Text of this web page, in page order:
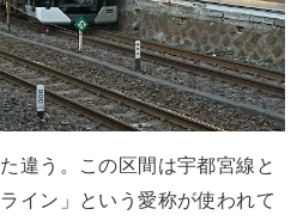
違う。この区間は宇都宮線と
イン」という愛称が使われて